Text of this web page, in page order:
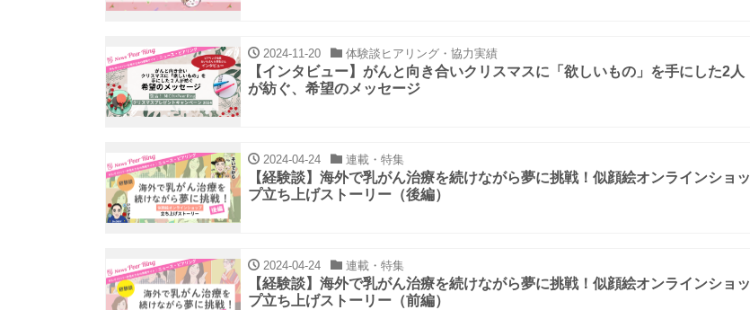
2024-11-20 体験談ヒアリング・協力実績
【インタビュー】がんと向き合いクリスマスに「欲しいもの」を手にした2人
が紡ぐ、希望のメッセージ
2024-04-24 連載・特集
【経験談】海外で乳がん治療を続けながら夢に挑戦！似顔絵オンラインショッ
プ立ち上げストーリー（後編）
2024-04-24 連載・特集
【経験談】海外で乳がん治療を続けながら夢に挑戦！似顔絵オンラインショッ
プ立ち上げストーリー（前編）